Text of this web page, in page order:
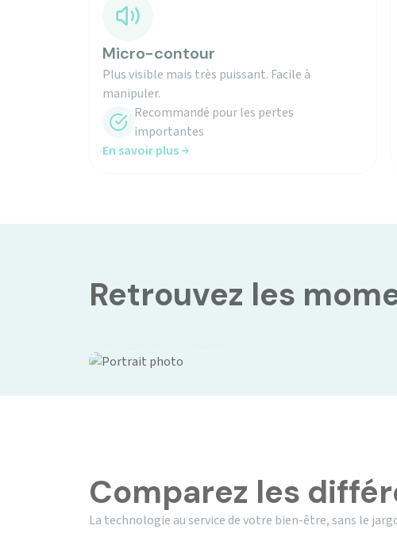
Plus visible mais très puissant. Facile à
manipuler.
Recommandé pour les pertes
importantes
En savoir plus
Retrouvez les
Comparez les
La technologie au service de votre bien-être, sans le